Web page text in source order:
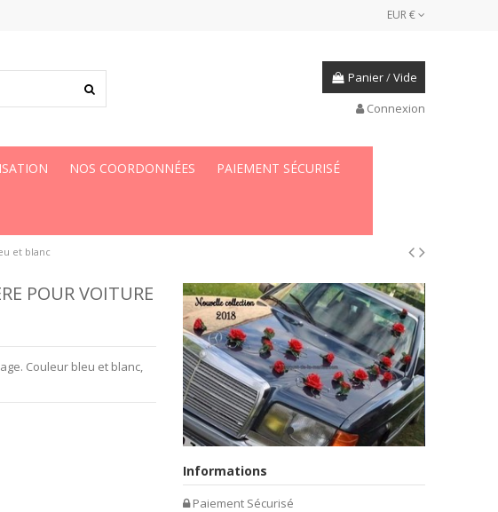
EUR €
Panier/Vide
Connexion
NOS COORDONNÉES PAIEMENT SÉCURISÉ
et blanc
POUR VOITURE
Couleur bleu et blanc,
Informations
Paiement Sécurisé